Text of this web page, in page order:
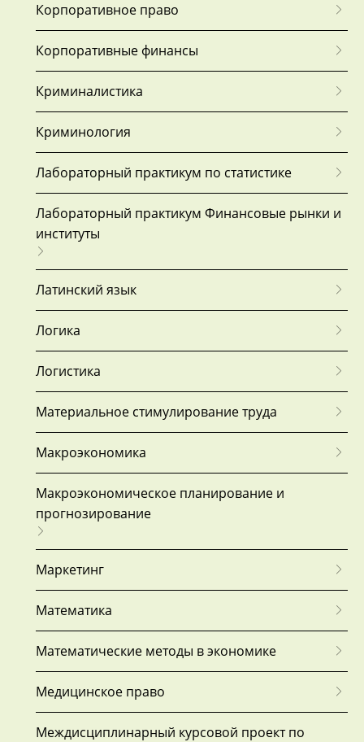
Корпоративное право
Корпоративные финансы
Криминалистика
Криминология
Лабораторный практикум по статистике
Лабораторный практикум Финансовые рынки и
институты
Латинский язык
Логика
Логистика
Материальное стимулирование труда
Макроэкономика
Макроэкономическое планирование и
прогнозирование
Маркетинг
Математика
Математические методы в экономике
Медицинское право
Междисциплинарный курсовой проект по